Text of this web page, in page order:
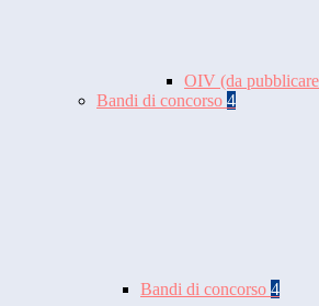
OIV (da
Bandi di concorso 4
Bandi di concorso 4